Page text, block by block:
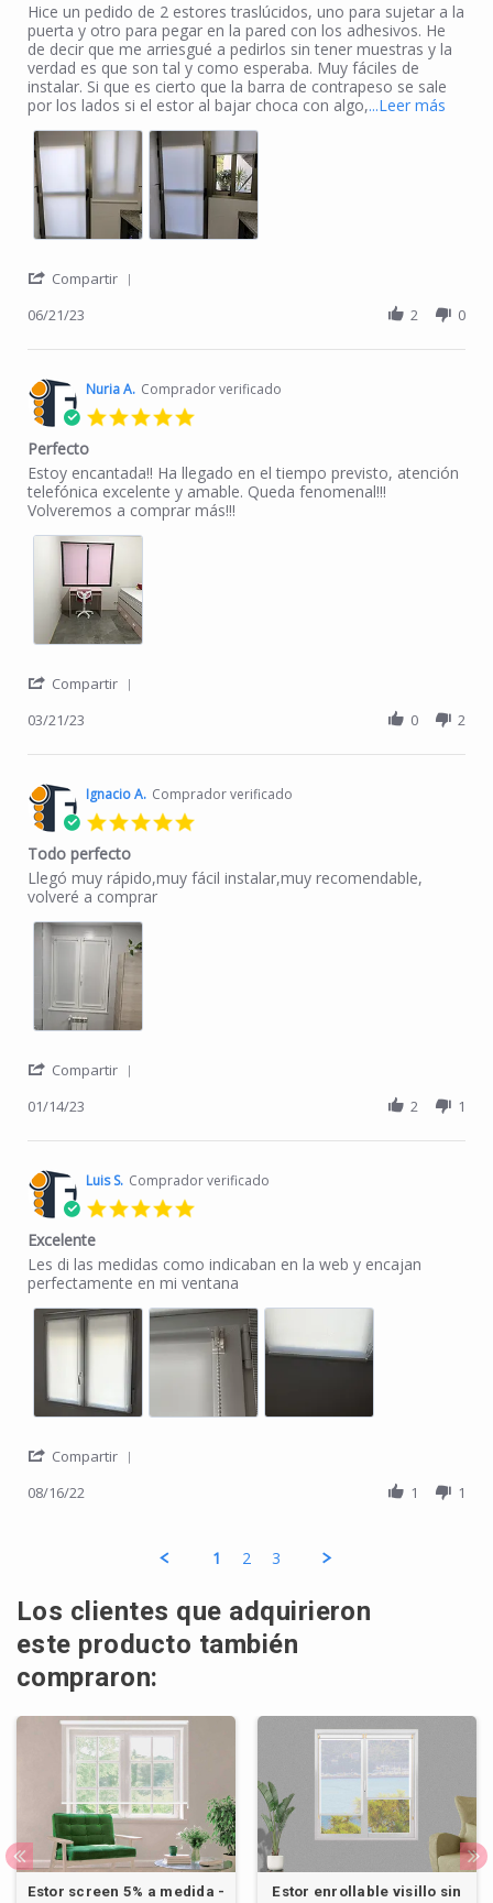
Review by MJosé R. on 21 Jun 2023
review stating Perfectos
Hice un pedido de 2 estores traslúcidos, uno para sujetar a la
puerta y otro para pegar en la pared con los adhesivos. He
de decir que me arriesgué a pedirlos sin tener muestras y la
verdad es que son tal y como esperaba. Muy fáciles de
instalar. Si que es cierto que la barra de contrapeso se sale
por los lados si el estor al bajar choca con algo,...Leer más
Compartir
06/21/23 2 0
Nuria A. Comprador verificado
Perfecto
Review by Nuria A. on 21 Mar 2023
review stating Perfecto
Estoy encantada!! Ha llegado en el tiempo previsto, atención
telefónica excelente y amable. Queda fenomenal!!!
Volveremos a comprar más!!!
Compartir
03/21/23 0 2
Ignacio A. Comprador verificado
Todo perfecto
Review by Ignacio A. on 14 Jan 2023
review stating Todo perfecto
Llegó muy rápido,muy fácil instalar,muy recomendable,
volveré a comprar
Compartir
01/14/23 2 1
Luis S. Comprador verificado
Excelente
Review by Luis S. on 16 Aug 2022
review stating Excelente
Les di las medidas como indicaban en la web y encajan
perfectamente en mi ventana
Compartir
08/16/22 1 1
1 2 3
Los clientes que adquirieron
este producto también
compraron:
Estor screen 5% a medida -
Estor enrollable visillo sin